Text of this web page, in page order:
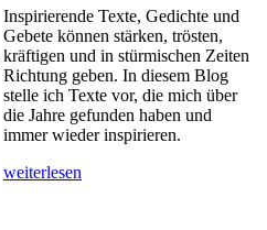
Inspirierende Texte, Gedichte und
Gebete können stärken, trösten,
kräftigen und in stürmischen Zeiten
Richtung geben. In diesem Blog
stelle ich Texte vor, die mich über
die Jahre gefunden haben und
immer wieder inspirieren.
weiterlesen